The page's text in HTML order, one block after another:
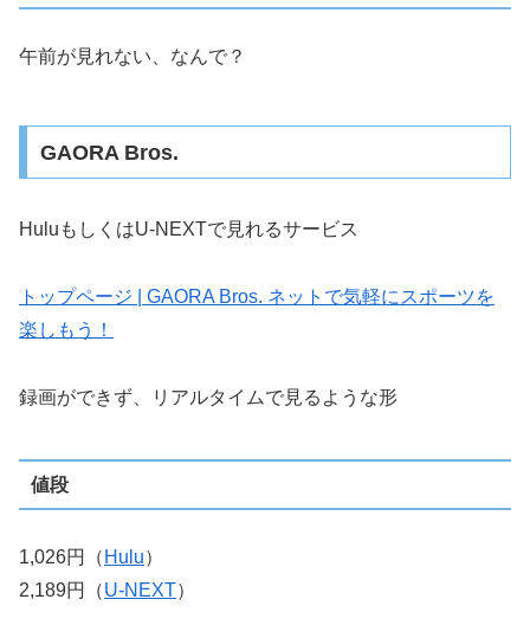
午前が見れない、なんで？
GAORA Bros.
HuluもしくはU-NEXTで見れるサービス
トップページ | GAORA Bros. ネットで気軽にスポーツを
楽しもう！
録画ができず、リアルタイムで見るような形
値段
1,026円（ Hulu）
2,189円（U-NEXT）